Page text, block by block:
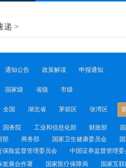
递 >
通知公告 政策解读 申报通知
国家级 省级 市级
全国 湖北省 茅箭区 张湾区
国务院 工业和信息化部 财政部
部
商务部 国家卫生健康委员会
保险监督管理委员会
中国证券监督管理委
发展合作署
国家医疗保障局
国家互